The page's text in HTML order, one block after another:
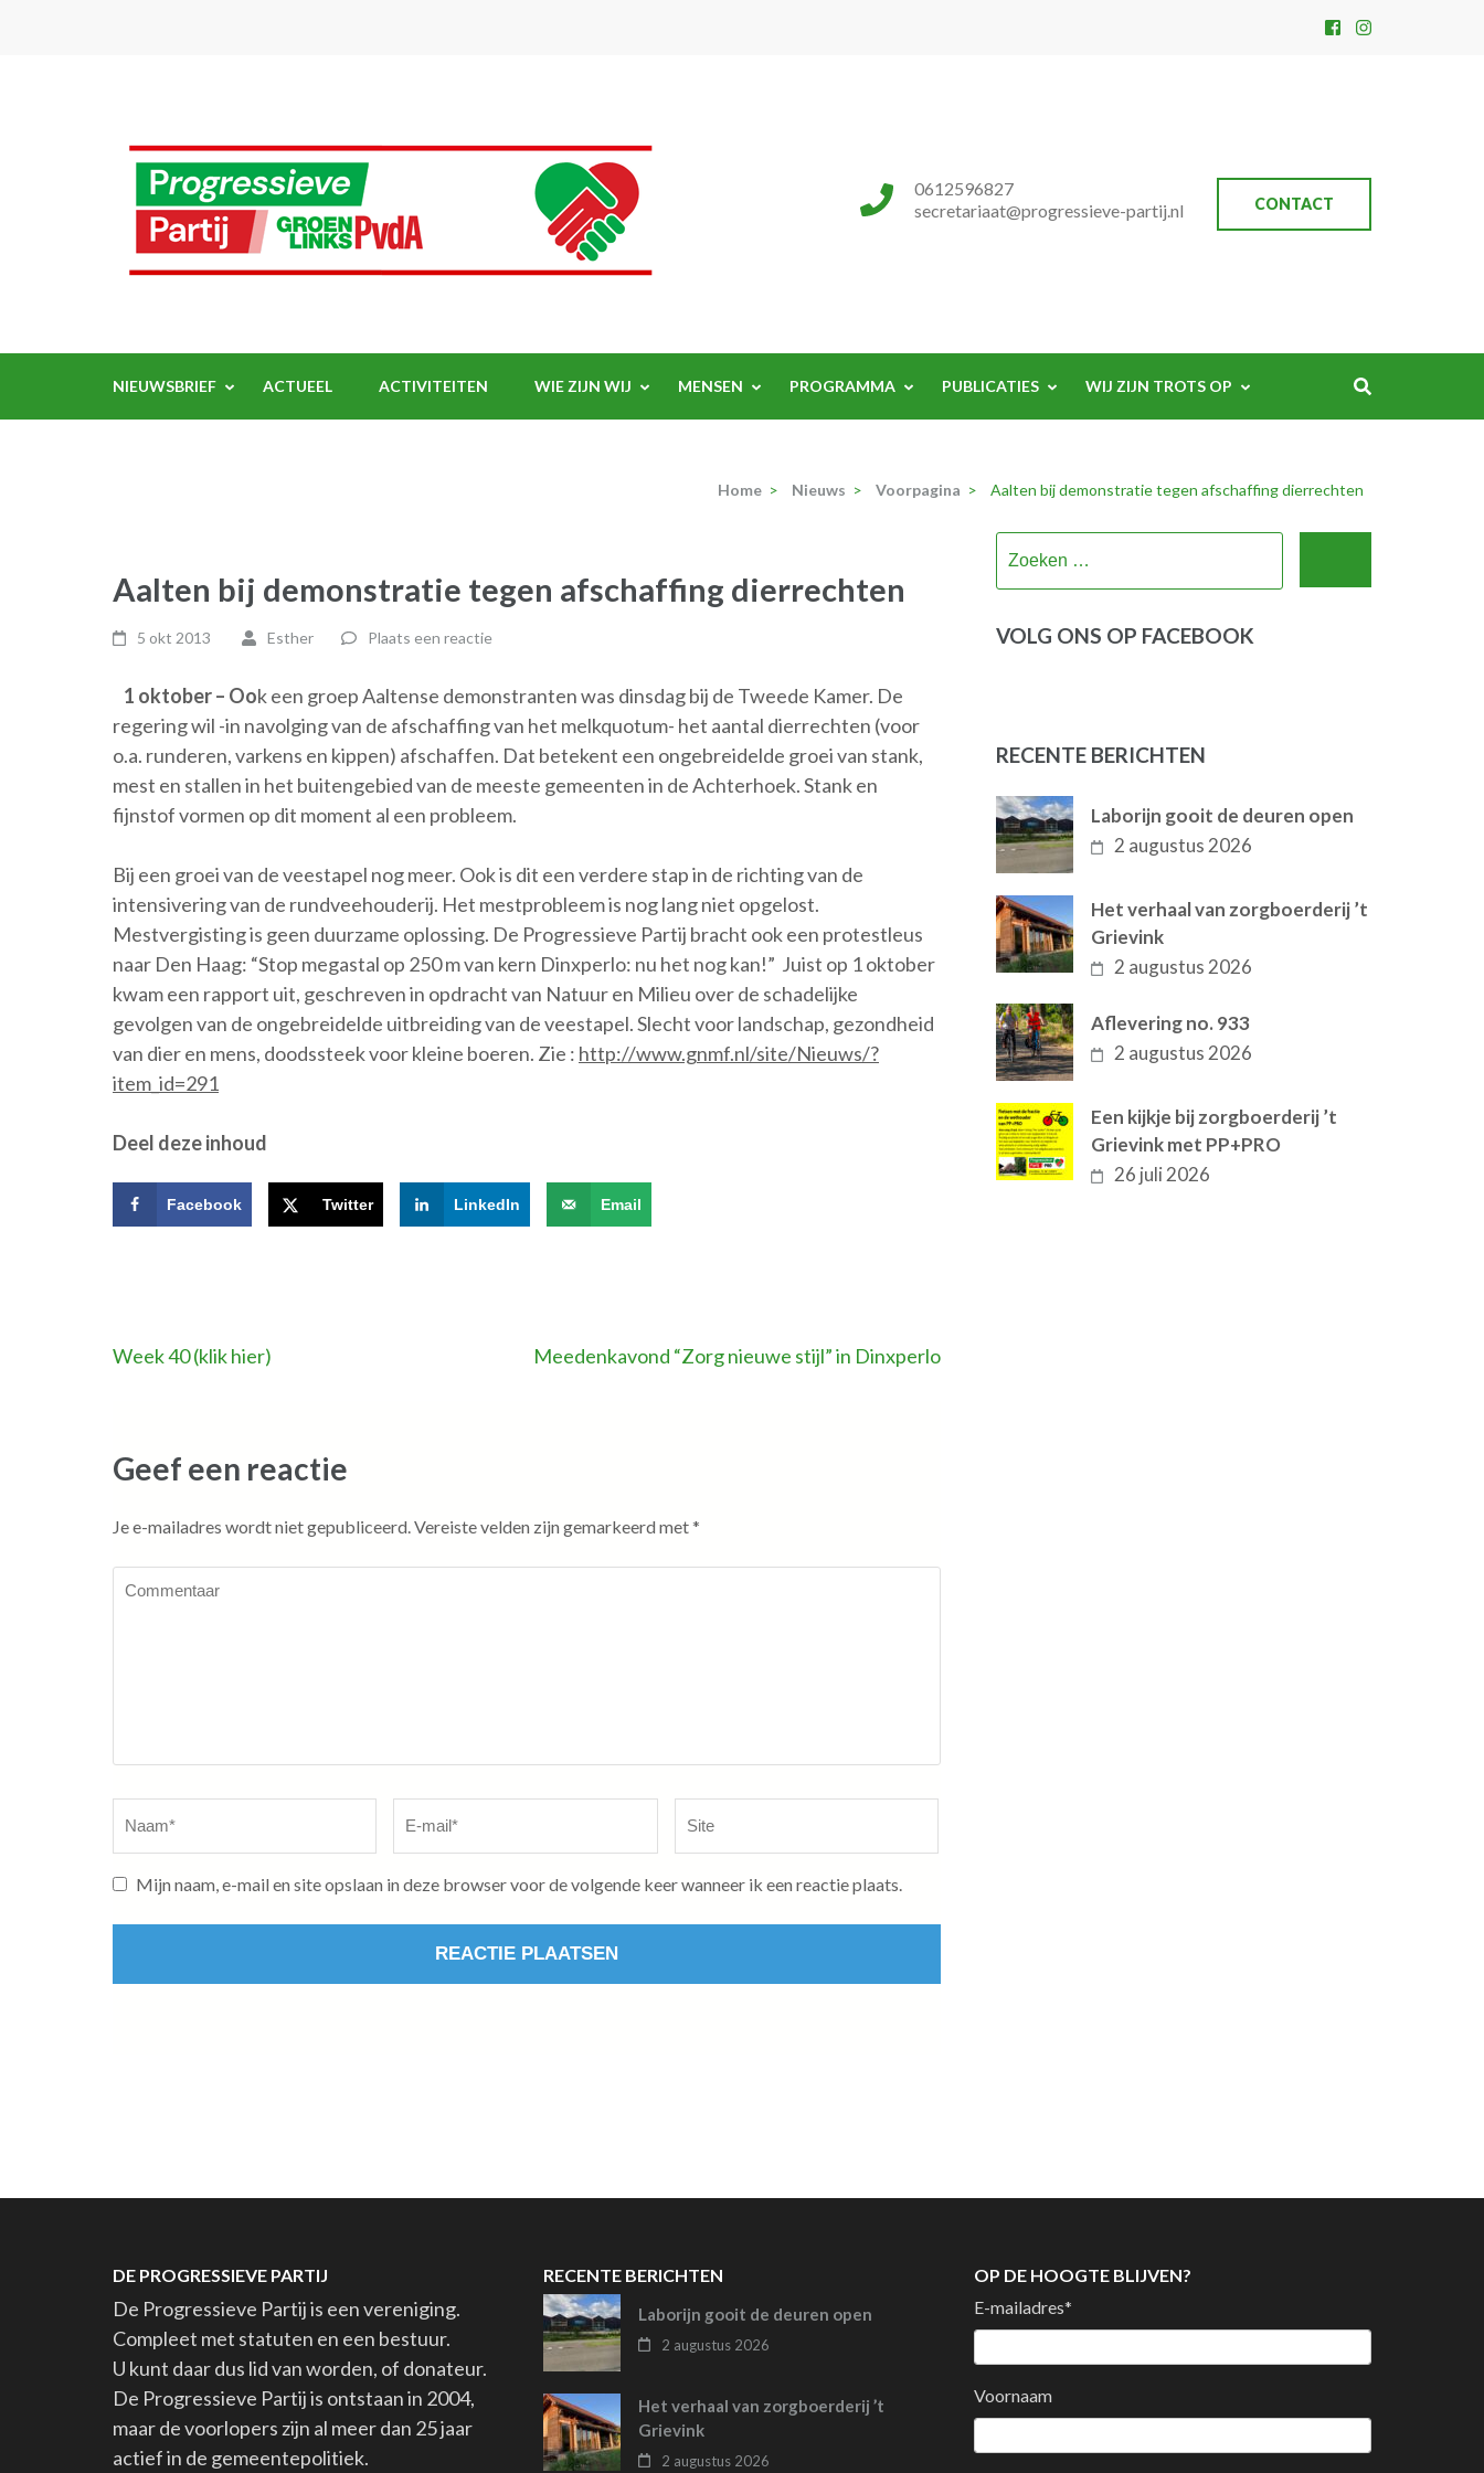
CONTACT
0612596827
secretariaat@progressieve-partij.nl
NIEUWSBRIEF ACTUEEL ACTIVITEITEN WIE ZIJN WIJ MENSEN PROGRAMMA PUBLICATIES WIJ ZIJN TROTS OP
Home > Nieuws > Voorpagina > Aalten bij demonstratie tegen afschaffing dierrechten
Aalten bij demonstratie tegen afschaffing dierrechten
5 okt 2013 Esther Plaats een reactie
1 oktober – Ook een groep Aaltense demonstranten was dinsdag bij de Tweede Kamer. De
regering wil -in navolging van de afschaffing van het melkquotum- het aantal dierrechten (voor
o.a. runderen, varkens en kippen) afschaffen. Dat betekent een ongebreidelde groei van stank,
mest en stallen in het buitengebied van de meeste gemeenten in de Achterhoek. Stank en
fijnstof vormen op dit moment al een probleem.
Bij een groei van de veestapel nog meer. Ook is dit een verdere stap in de richting van de
intensivering van de rundveehouderij. Het mestprobleem is nog lang niet opgelost.
Mestvergisting is geen duurzame oplossing. De Progressieve Partij bracht ook een protestleus
naar Den Haag: “Stop megastal op 250 m van kern Dinxperlo: nu het nog kan!” Juist op 1 oktober
kwam een rapport uit, geschreven in opdracht van Natuur en Milieu over de schadelijke
gevolgen van de ongebreidelde uitbreiding van de veestapel. Slecht voor landschap, gezondheid
van dier en mens, doodssteek voor kleine boeren. Zie : http://www.gnmf.nl/site/Nieuws/?
item_id=291
Deel deze inhoud
Facebook Twitter LinkedIn Email
Bericht
Week 40 (klik hier) Meedenkavond “Zorg nieuwe stijl” in Dinxperlo
Geef een reactie
Je e-mailadres wordt niet gepubliceerd. Vereiste velden zijn gemarkeerd met*
mail*
Mijn naam, e-mail en site opslaan in deze browser voor de volgende keer wanneer ik een reactie plaats.
VOLG ONS OP FACEBOOK
RECENTE BERICHTEN
Laborijn gooit de deuren open
2 augustus 2026
Het verhaal van zorgboerderij ’t
Grievink
2 augustus 2026
Aflevering no. 933
2 augustus 2026
Een kijkje bij zorgboerderij ’t
Grievink met PP+PRO
26 juli 2026
DE PROGRESSIEVE PARTIJ
De Progressieve Partij is een vereniging.
Compleet met statuten en een bestuur.
U kunt daar dus lid van worden, of donateur.
De Progressieve Partij is ontstaan in 2004,
maar de voorlopers zijn al meer dan 25 jaar
actief in de gemeentepolitiek.
RECENTE BERICHTEN
Laborijn gooit de deuren open
2 augustus 2026
Het verhaal van zorgboerderij ’t
Grievink
2 augustus 2026
OP DE HOOGTE BLIJVEN?
E-mailadres*
Voornaam